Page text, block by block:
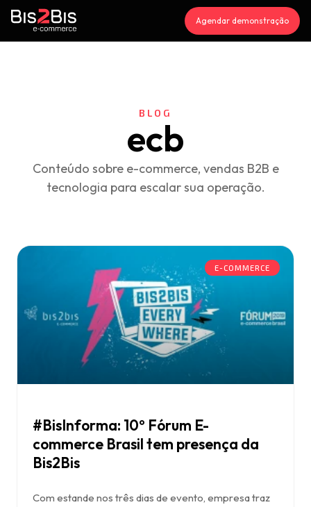
Agendar demonstração
BLOG
ecb
Conteúdo sobre e-commerce, vendas B2B e
tecnologia para escalar sua operação.
E-COMMERCE
#BisInforma: 10º Fórum E-
commerce Brasil tem presença da
Bis2Bis
Com estande nos três dias de evento, empresa traz